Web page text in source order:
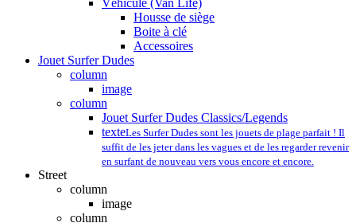
Véhicule (Van Life)
Housse de siège
Boite à clé
Accessoires
Jouet Surfer Dudes
column
image
column
Jouet Surfer Dudes Classics/Legends
texteLes Surfer Dudes sont les jouets de plage parfait ! Il
suffit de les jeter dans les vagues et de les regarder revenir
en surfant de nouveau vers vous encore et encore.
Street
column
image
column